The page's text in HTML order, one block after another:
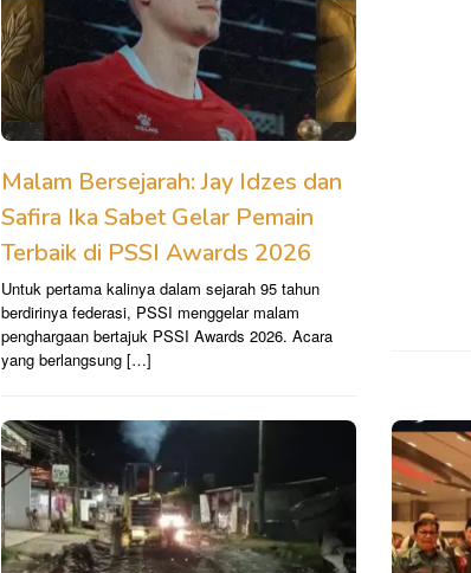
Malam Bersejarah: Jay Idzes dan
Safira Ika Sabet Gelar Pemain
Terbaik di PSSI Awards 2026
Untuk pertama kalinya dalam sejarah 95 tahun
berdirinya federasi, PSSI menggelar malam
penghargaan bertajuk PSSI Awards 2026. Acara
yang berlangsung […]